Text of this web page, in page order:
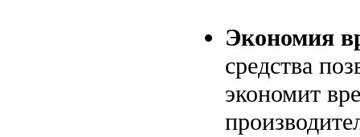
Экономия
средства
экономит